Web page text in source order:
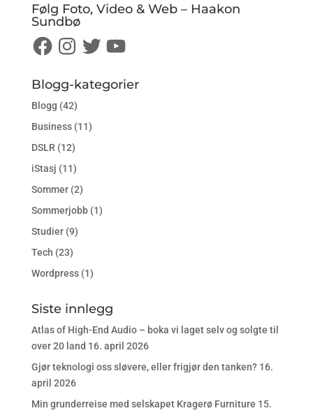
Følg Foto, Video & Web – Haakon
Sundbø
FacebookInstagram
TwitterYouTube
Blogg-kategorier
Blogg (42)
Business(11)
DSLR (12)
iStasj (11)
Sommer(2)
Sommerjobb(1)
Studier(9)
Tech (23)
Wordpress(1)
Siste innlegg
Atlas of High-End Audio – boka vi laget selv og solgte til
over 20 land 16. april 2026
Gjør teknologi oss sløvere, eller frigjør den tanken? 16.
april 2026
Min grunderreise med selskapet Kragerø Furniture 15.